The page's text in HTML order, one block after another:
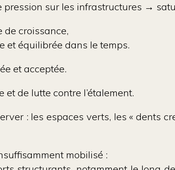
sur les infrastructures →
de croissance,
et équilibrée dans le temps.
et acceptée.
de lutte contre l’étalement.
: les espaces verts, les « dents
mobilisé :